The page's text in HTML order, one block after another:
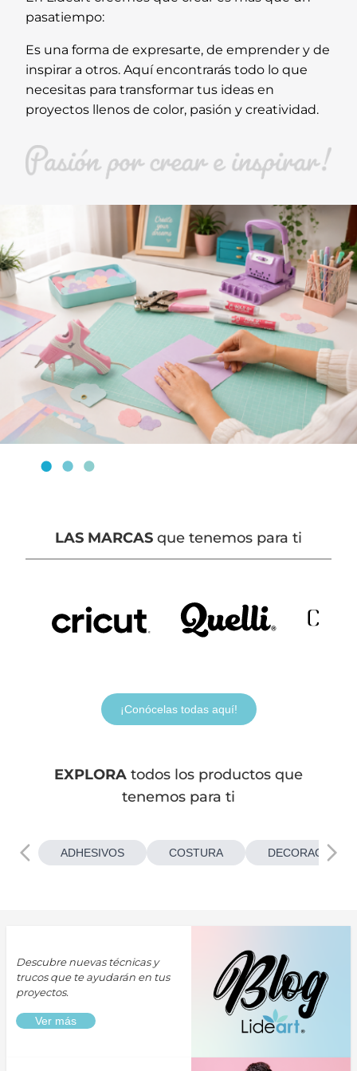
pasatiempo:
Es una forma de expresarte, de emprender y de
inspirar a otros. Aquí encontrarás todo lo que
necesitas para transformar tus ideas en
proyectos llenos de color, pasión y creatividad.
LAS MARCAS que tenemos para ti
¡Conócelas todas aquí!
EXPLORA todos los productos que
tenemos para ti
ADHESIVOS COSTURA
Descubre nuevas técnicas y
trucos que te ayudarán en tus
proyectos.
Ver más